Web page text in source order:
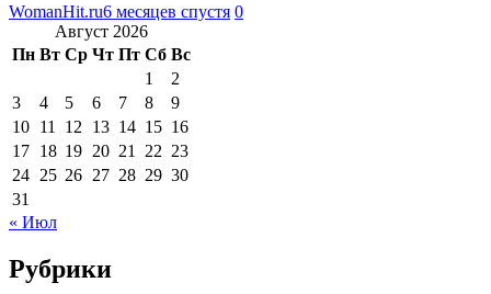
WomanHit.ru6 месяцев спустя 0
Август 2026
Пн Вт Ср Чт Пт Сб Вс
1
2
3
4 5 6 7 8
9
10 11 12 13 14 15 16
17 18 19 20 21 22 23
24 25 26 27 28 29 30
31
« Июл
Рубрики